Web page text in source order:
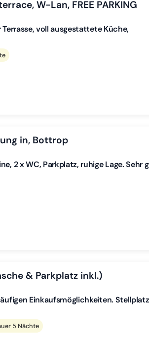
W-Lan, FREE PARKING
voll ausgestattete Küche,
in, Bottrop
2 x WC, Parkplatz, ruhige Lage. Sehr
& Parkplatz inkl.)
Einkaufsmöglichkeiten.
5 Nächte